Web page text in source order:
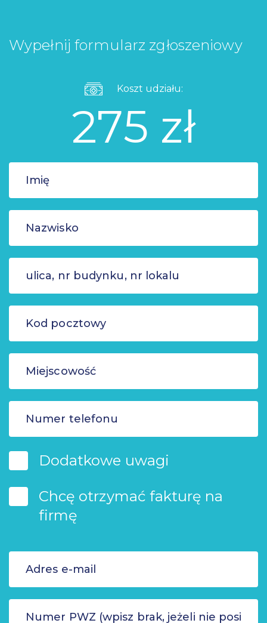
Wypełnij formularz zgłoszeniowy
Koszt udziału:
275 zł
Dodatkowe uwagi
Chcę otrzymać fakturę na
firmę